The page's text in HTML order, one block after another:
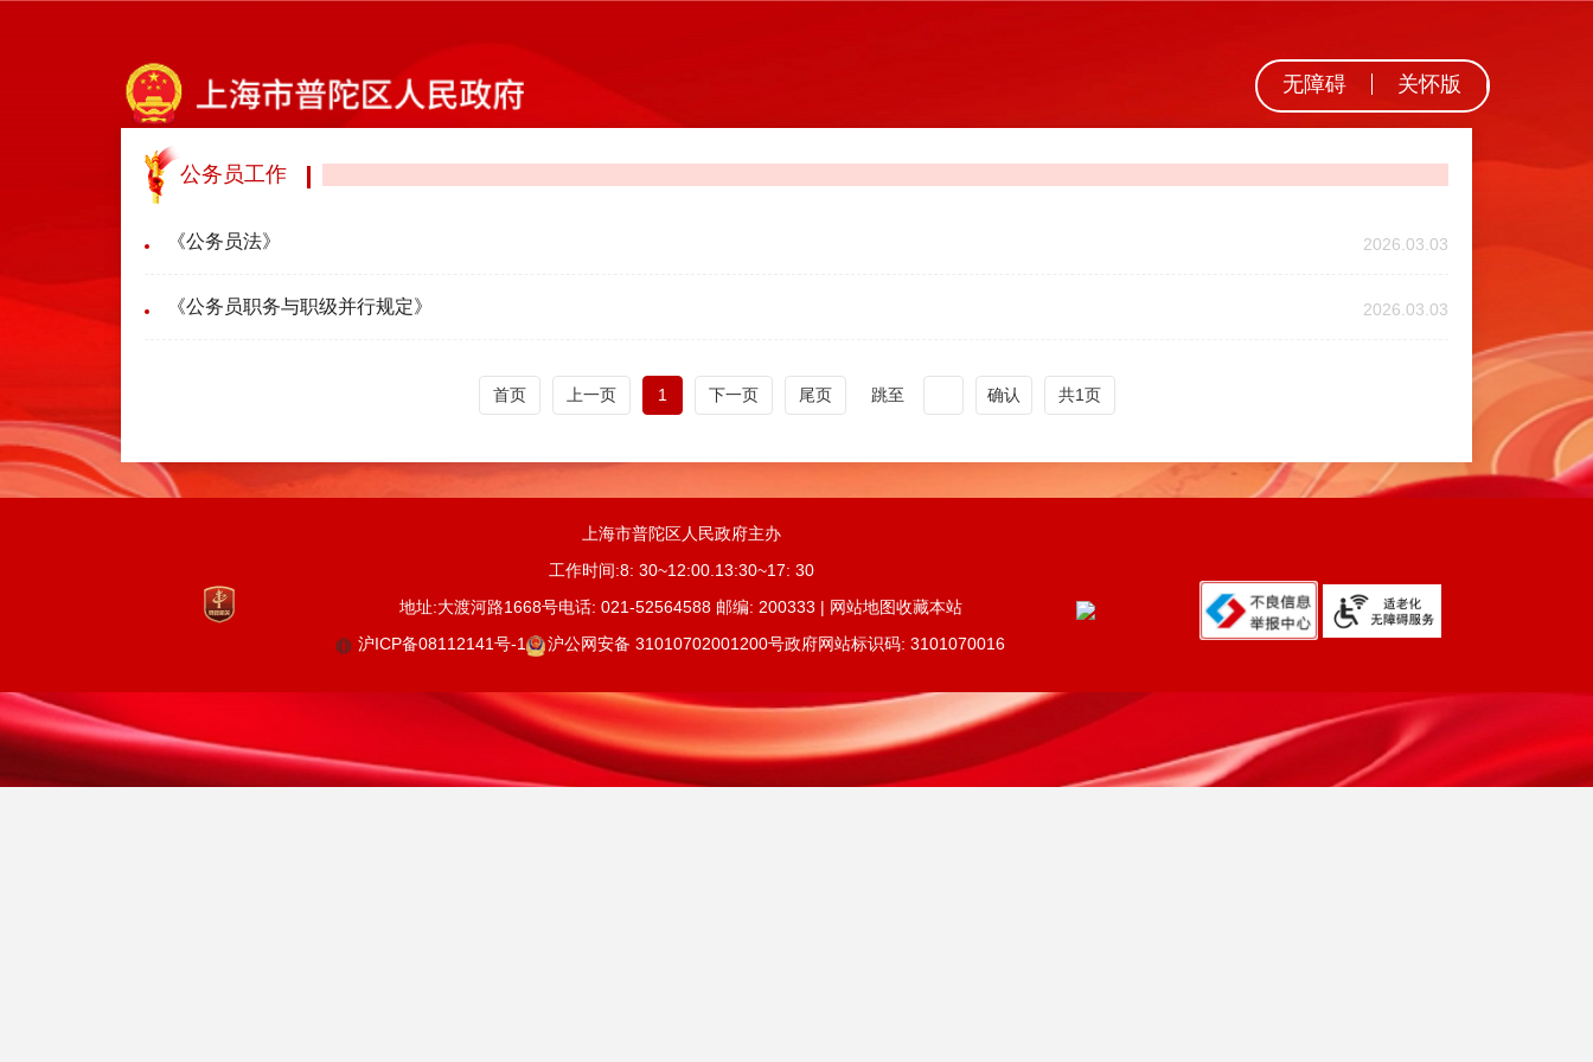
无障碍 关怀版
公务员工作
《公务员法》 2026.03.03
《公务员职务与职级并行规定》 2026.03.03
首页 上一页 1 下一页 尾页 跳至 确认 共1页
上海市普陀区人民政府主办
工作时间:8: 30~12:00.13:30~17: 30
地址:大渡河路1668号电话: 021-52564588 邮编: 200333 | 网站地图收藏本站
沪ICP备08112141号-1
沪公网安备 31010702001200号政府网站标识码: 3101070016